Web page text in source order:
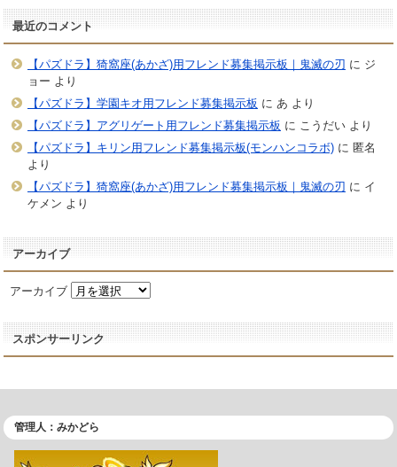
最近のコメント
【パズドラ】猗窩座(あかざ)用フレンド募集掲示板｜鬼滅の刃 に ジ
ョー より
【パズドラ】学園キオ用フレンド募集掲示板 に あ より
【パズドラ】アグリゲート用フレンド募集掲示板 に こうだいより
【パズドラ】キリン用フレンド募集掲示板(モンハンコラボ)に 匿名
より
【パズドラ】猗窩座(あかざ)用フレンド募集掲示板｜鬼滅の刃 に イ
ケメン より
アーカイブ
アーカイブ
スポンサーリンク
管理人：みかどら